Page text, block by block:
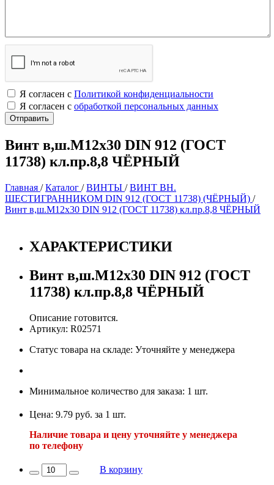
Я согласен с Политикой конфиденциальности
Я согласен с обработкой персональных данных
Винт в,ш.М12х30 DIN 912 (ГОСТ
11738) кл.пр.8,8 ЧЁРНЫЙ
Главная /Каталог /ВИНТЫ /ВИНТ ВН.
ШЕСТИГРАННИКОМ DIN 912 (ГОСТ 11738) (ЧЁРНЫЙ) /
Винт в,ш.М12х30 DIN 912 (ГОСТ 11738) кл.пр.8,8 ЧЁРНЫЙ
ХАРАКТЕРИСТИКИ
Винт в,ш.М12х30 DIN 912 (ГОСТ
11738) кл.пр.8,8 ЧЁРНЫЙ
Описание готовится.
Артикул: R02571
Статус товара на складе: Уточняйте у менеджера
Минимальное количество для заказа: 1 шт.
Цена: 9.79 руб. за 1 шт.
Наличие товара и цену уточняйте у менеджера
по телефону
В корзину